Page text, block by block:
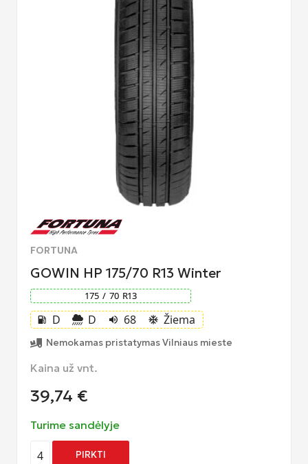
FORTUNA
GOWIN HP 175/70 R13 Winter
175 / 70 R13
local_gas_station D D volume_up 68 ac_unit Žiema
Nemokamas pristatymas Vilniaus mieste
Kaina už vnt.
39,74 €
Turime sandėlyje
4 PIRKTI